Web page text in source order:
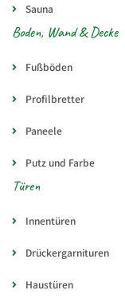
Sauna
Boden, Wand & Decke
Fußböden
Profilbretter
Paneele
Putz und Farbe
Türen
Innentüren
Drückergarnituren
Haustüren